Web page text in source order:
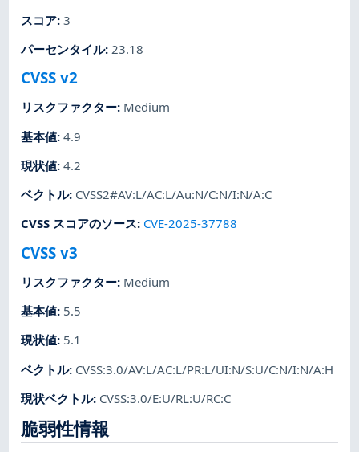
スコア:3
パーセンタイル: 23.18
CVSS v2
リスクファクター: Medium
基本値:4.9
現状値:4.2
ベクトル: CVSS2#AV:L/AC:L/Au:N/C:N/I:N/A:C
CVSS スコアのソース: CVE-2025-37788
CVSS v3
リスクファクター: Medium
基本値: 5.5
現状値: 5.1
ベクトル: CVSS:3.0/AV:L/AC:L/PR:L/UI:N/S:U/C:N/I:N/A:H
現状ベクトル: CVSS:3.0/E:U/RL:U/RC:C
脆弱性情報